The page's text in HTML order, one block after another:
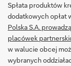
Spłata produktów
dodatkowych opłat
Polska S.A.
placówek
w walucie obcej
wybranych